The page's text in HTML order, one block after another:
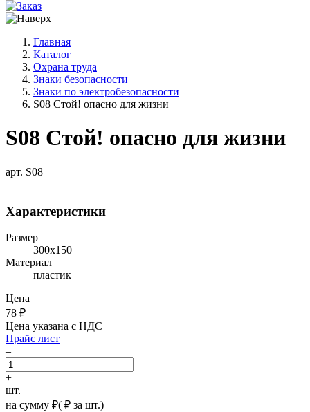
Главная
Каталог
Охрана труда
Знаки безопасности
Знаки по электробезопасности
S08 Стой! опасно для жизни
S08 Стой! опасно для жизни
арт. S08
Характеристики
Размер
300х150
Материал
пластик
Цена
78 ₽
Цена указана с НДС
Прайс лист
–
+
шт.
на сумму ₽( ₽ за шт.)